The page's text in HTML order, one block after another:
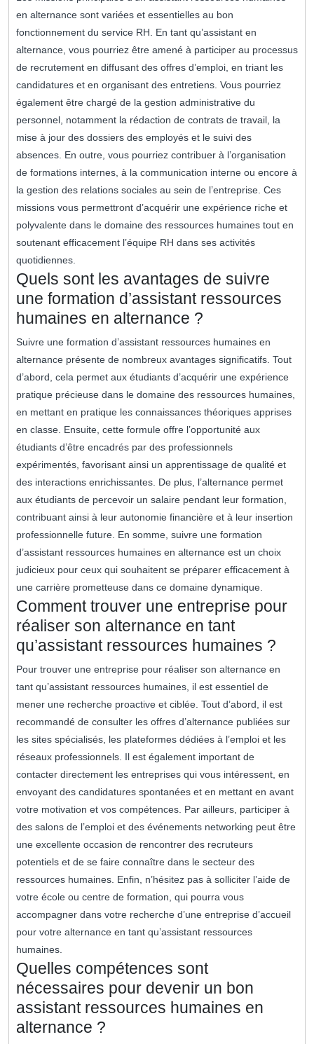
en alternance sont variées et essentielles au bon
fonctionnement du service RH. En tant qu’assistant en
alternance, vous pourriez être amené à participer au processus
de recrutement en diffusant des offres d’emploi, en triant les
candidatures et en organisant des entretiens. Vous pourriez
également être chargé de la gestion administrative du
personnel, notamment la rédaction de contrats de travail, la
mise à jour des dossiers des employés et le suivi des
absences. En outre, vous pourriez contribuer à l’organisation
de formations internes, à la communication interne ou encore à
la gestion des relations sociales au sein de l’entreprise. Ces
missions vous permettront d’acquérir une expérience riche et
polyvalente dans le domaine des ressources humaines tout en
soutenant efficacement l’équipe RH dans ses activités
quotidiennes.
Quels sont les avantages de suivre
une formation d’assistant ressources
humaines en alternance ?
Suivre une formation d’assistant ressources humaines en
alternance présente de nombreux avantages significatifs. Tout
d’abord, cela permet aux étudiants d’acquérir une expérience
pratique précieuse dans le domaine des ressources humaines,
en mettant en pratique les connaissances théoriques apprises
en classe. Ensuite, cette formule offre l’opportunité aux
étudiants d’être encadrés par des professionnels
expérimentés, favorisant ainsi un apprentissage de qualité et
des interactions enrichissantes. De plus, l’alternance permet
aux étudiants de percevoir un salaire pendant leur formation,
contribuant ainsi à leur autonomie financière et à leur insertion
professionnelle future. En somme, suivre une formation
d’assistant ressources humaines en alternance est un choix
judicieux pour ceux qui souhaitent se préparer efficacement à
une carrière prometteuse dans ce domaine dynamique.
Comment trouver une entreprise pour
réaliser son alternance en tant
qu’assistant ressources humaines ?
Pour trouver une entreprise pour réaliser son alternance en
tant qu’assistant ressources humaines, il est essentiel de
mener une recherche proactive et ciblée. Tout d’abord, il est
recommandé de consulter les offres d’alternance publiées sur
les sites spécialisés, les plateformes dédiées à l’emploi et les
réseaux professionnels. Il est également important de
contacter directement les entreprises qui vous intéressent, en
envoyant des candidatures spontanées et en mettant en avant
votre motivation et vos compétences. Par ailleurs, participer à
des salons de l’emploi et des événements networking peut être
une excellente occasion de rencontrer des recruteurs
potentiels et de se faire connaître dans le secteur des
ressources humaines. Enfin, n’hésitez pas à solliciter l’aide de
votre école ou centre de formation, qui pourra vous
accompagner dans votre recherche d’une entreprise d’accueil
pour votre alternance en tant qu’assistant ressources
humaines.
Quelles compétences sont
nécessaires pour devenir un bon
assistant ressources humaines en
alternance ?